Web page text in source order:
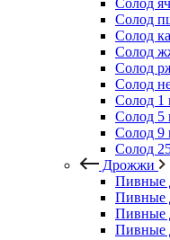
Солод
Солод
Солод
Солод
Солод
Солод
Солод 1
Солод 5
Солод 9
Солод
Дрожжи
Пивные
Пивные
Пивные
Пивные